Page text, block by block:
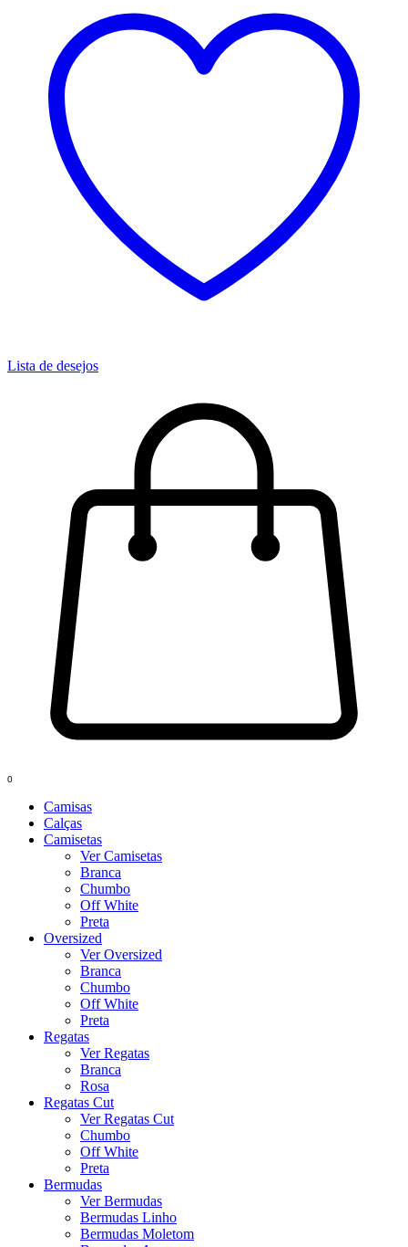
Lista de desejos
0
Camisas
Calças
Camisetas
Ver Camisetas
Branca
Chumbo
Off White
Preta
Oversized
Ver Oversized
Branca
Chumbo
Off White
Preta
Regatas
Ver Regatas
Branca
Rosa
Regatas Cut
Ver Regatas Cut
Chumbo
Off White
Preta
Bermudas
Ver Bermudas
Bermudas Linho
Bermudas Moletom